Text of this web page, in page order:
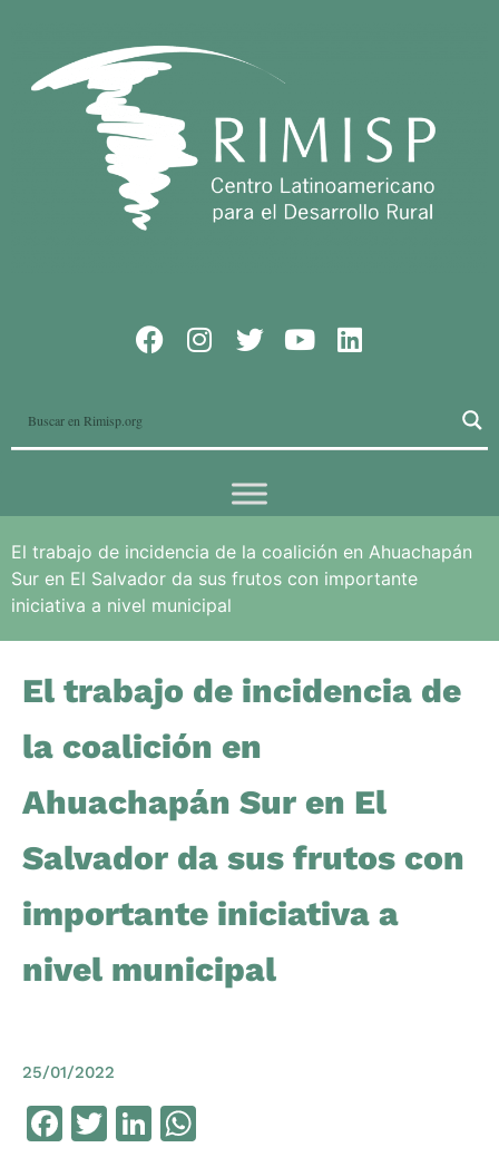
El trabajo de incidencia de la coalición en Ahuachapán
Sur en El Salvador da sus frutos con importante
iniciativa a nivel municipal
El trabajo de incidencia de
la coalición en
Ahuachapán Sur en El
Salvador da sus frutos con
importante iniciativa a
nivel municipal
25/01/2022
Facebook
TwitterLinkedIn